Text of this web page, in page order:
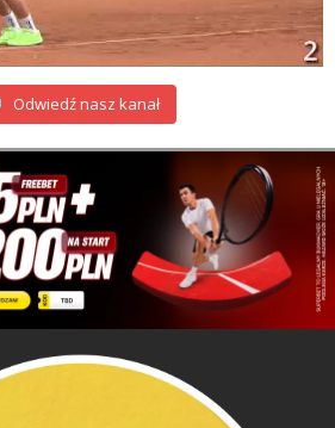
Odwiedź nasz kanał